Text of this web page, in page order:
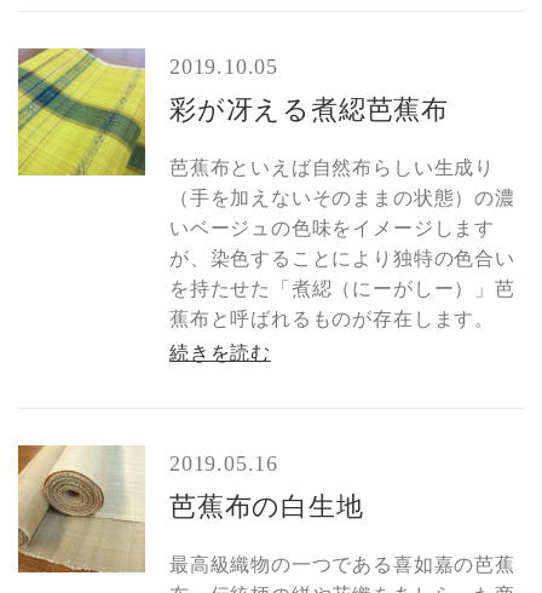
2019.10.05
彩が冴える煮綛芭蕉布
芭蕉布といえば自然布らしい生成り
（手を加えないそのままの状態）の濃
いベージュの色味をイメージします
が、染色することにより独特の色合い
を持たせた「煮綛（にーがしー）」芭
蕉布と呼ばれるものが存在します。
続きを読む
2019.05.16
芭蕉布の白生地
最高級織物の一つである喜如嘉の芭蕉